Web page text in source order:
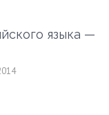
языка —